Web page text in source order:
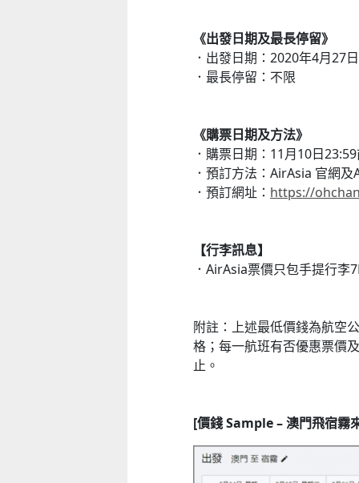
《出發日期及最長停留》
．出發日期：2020年4月27
．最長停留：不限
《購票日期及方法》
．購票日期：11月10日
．預訂方法：AirAsia 官網及
．預訂網址： https://
【行李訊息】
．AirAsia票價只包手提行李
附註：上述最低價錢為航空
格；每一航班有否優惠票價
止。
[價錢 Sample – 澳門飛宿霧
2026年“圖書館e學堂”
2026-07-22 至 2026-10-31